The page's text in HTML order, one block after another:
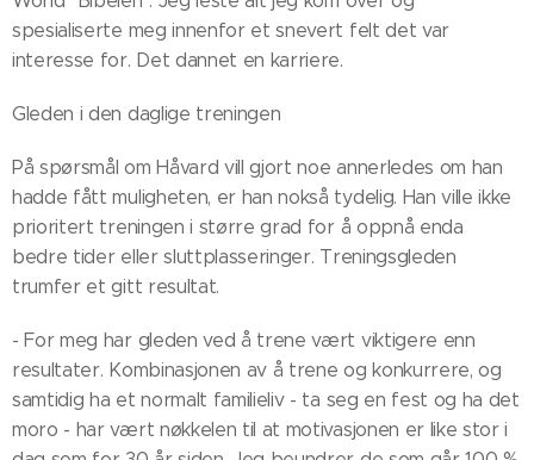
spesialiserte meg innenfor et snevert felt det var
interesse for. Det dannet en karriere.
Gleden i den daglige treningen
På spørsmål om Håvard vill gjort noe annerledes om han
hadde fått muligheten, er han nokså tydelig. Han ville ikke
prioritert treningen i større grad for å oppnå enda
bedre tider eller sluttplasseringer. Treningsgleden
trumfer et gitt resultat.
- For meg har gleden ved å trene vært viktigere enn
resultater. Kombinasjonen av å trene og konkurrere, og
samtidig ha et normalt familieliv - ta seg en fest og ha det
moro - har vært nøkkelen til at motivasjonen er like stor i